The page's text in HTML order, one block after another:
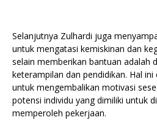
Selanjutnya Zulhardi juga
untuk mengatasi kemiskinan dan
selain memberikan bantuan adalah
keterampilan dan pendidikan. Hal
untuk mengembalikan motivasi
potensi individu yang dimiliki untuk
memperoleh pekerjaan.